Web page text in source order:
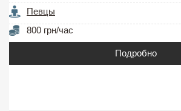
Певцы
800 грн/час
Подробно